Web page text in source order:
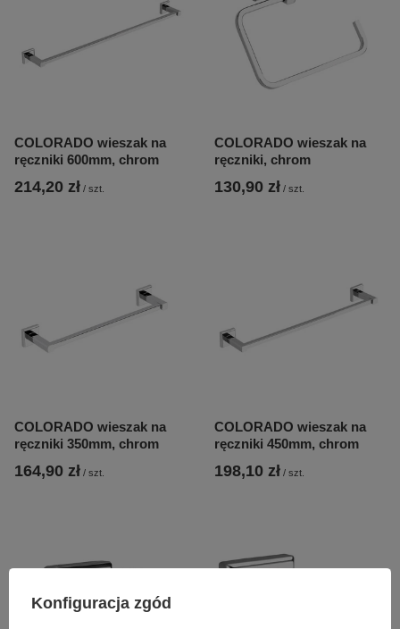
COLORADO wieszak na
ręczniki 600mm, chrom
214,20 zł / szt.
COLORADO wieszak na
ręczniki, chrom
130,90 zł / szt.
COLORADO wieszak na
ręczniki 350mm, chrom
164,90 zł / szt.
COLORADO wieszak na
ręczniki 450mm, chrom
198,10 zł / szt.
Konfiguracja zgód